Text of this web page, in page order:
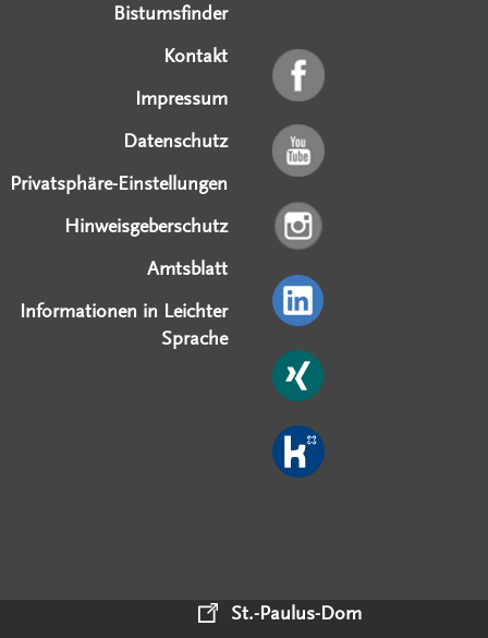
Bistumsfinder
Kontakt
Impressum
Datenschutz
Privatsphäre-Einstellungen
Hinweisgeberschutz
Amtsblatt
Informationen in Leichter
Sprache
St.-Paulus-Dom